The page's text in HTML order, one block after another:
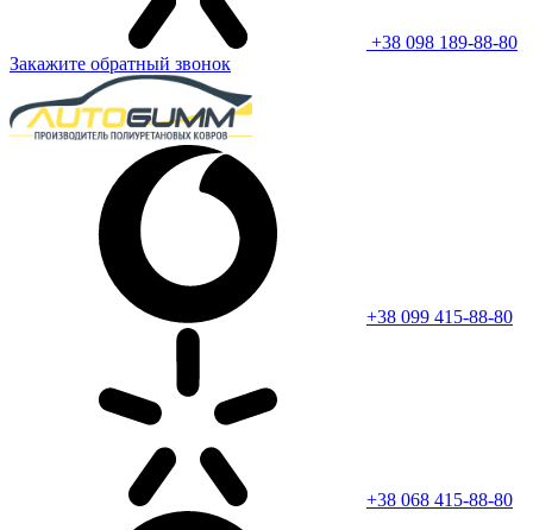
+38 098 189-88-80
Закажите обратный звонок
+38 099 415-88-80
+38 068 415-88-80